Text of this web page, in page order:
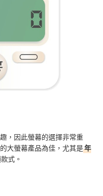
，因此螢幕的選擇非常重
大螢幕產品為佳，尤其是年
式。